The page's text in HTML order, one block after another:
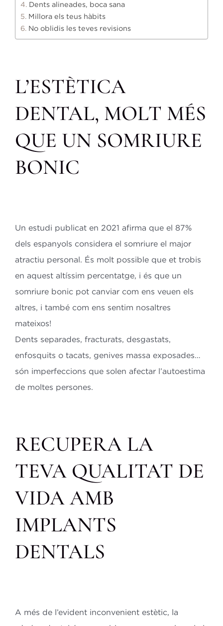
Dents alineades, boca sana
Millora els teus hàbits
No oblidis les teves revisions
L’ESTÈTICA
DENTAL, MOLT MÉS
QUE UN SOMRIURE
BONIC
Un estudi publicat en 2021 afirma que el 87%
dels espanyols considera el somriure el major
atractiu personal. És molt possible que et trobis
en aquest altíssim percentatge, i és que un
somriure bonic pot canviar com ens veuen els
altres, i també com ens sentim nosaltres
mateixos!
Dents separades, fracturats, desgastats,
enfosquits o tacats, genives massa exposades…
són imperfeccions que solen afectar l’autoestima
de moltes persones.
RECUPERA LA
TEVA QUALITAT DE
VIDA AMB
IMPLANTS
DENTALS
A més de l’evident inconvenient estètic, la